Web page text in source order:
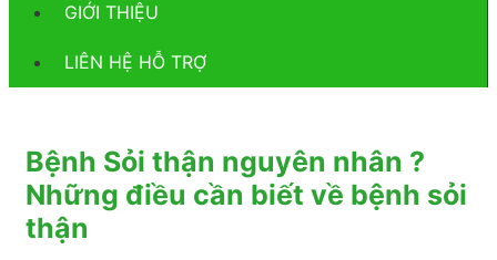
GIỚI THIỆU
LIÊN HỆ HỖ TRỢ
Bệnh Sỏi thận nguyên nhân ?
Những điều cần biết về bệnh sỏi
thận